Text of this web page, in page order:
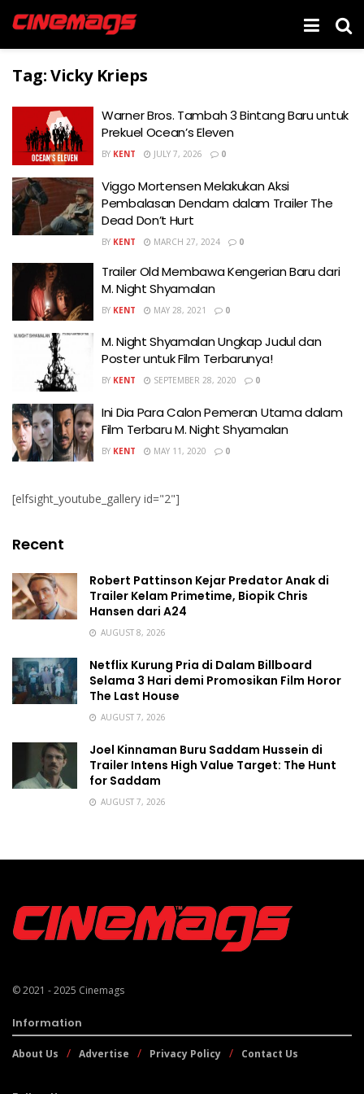
Tag:Vicky Krieps
Warner Bros. Tambah 3 Bintang Baru untuk
Prekuel Ocean’s Eleven
BY KENT JULY 7, 2026 0
Viggo Mortensen Melakukan Aksi
Pembalasan Dendam dalam Trailer The
Dead Don’t Hurt
BY KENT MARCH 27, 2024 0
Trailer Old Membawa Kengerian Baru dari
M. Night Shyamalan
BY KENT MAY 28, 2021 0
M. Night Shyamalan Ungkap Judul dan
Poster untuk Film Terbarunya!
BY KENT SEPTEMBER 28, 2020 0
Ini Dia Para Calon Pemeran Utama dalam
Film Terbaru M. Night Shyamalan
BY KENT MAY 11, 2020 0
[elfsight_youtube_gallery id="2"]
Recent
Robert Pattinson Kejar Predator Anak di
Trailer Kelam Primetime, Biopik Chris
Hansen dari A24
AUGUST 8, 2026
Netflix Kurung Pria di Dalam Billboard
Selama 3 Hari demi Promosikan Film Horor
The Last House
AUGUST 7, 2026
Joel Kinnaman Buru Saddam Hussein di
Trailer Intens High Value Target: The Hunt
for Saddam
AUGUST 7, 2026
© 2021 - 2025 Cinemags
Information
About Us Advertise Privacy Policy Contact Us